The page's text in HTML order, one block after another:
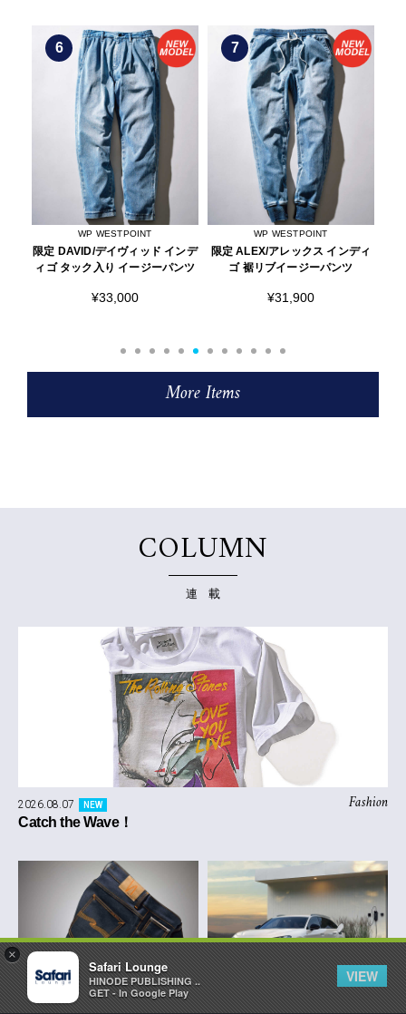
×
Safari Lounge
HINODE PUBLISHING ..
GET - In Google Play
VIEW
インデ
パンツ
7
WP WESTPOINT
限定 ALEX/アレックス インディ
ゴ 裾リブイージーパンツ
¥31,900
8
WP WESTPOINT
限定 RYAN/ライアン ツイル タッ
ク入り イージーパンツ イージー
More Items
COLUMN
連 載
Fashion
2026.08.07 NEW
Catch the Wave！
Denim
2026.08.06 NEW Cars
2026.08.05